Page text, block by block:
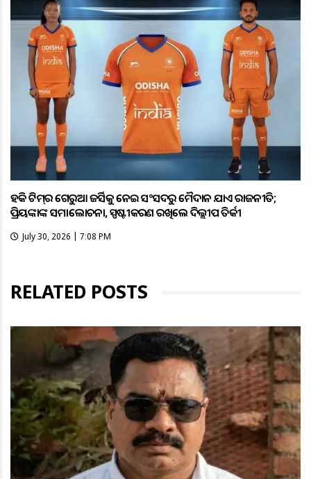
ହକି ଟିମ୍‌ର ଗେରୁଆ ଜର୍ସିକୁ ନେଇ ସଂସଦରୁ ମୈଦାନ ଯାଏଁ ରାଜନୀତି;
ପ୍ରିୟଙ୍କାଙ୍କ ସମାଲୋଚନା, ସ୍ପଷ୍ଟୀକରଣ ରଖିଲେ ଦିଲ୍ଲୀପ ତିର୍କୀ
July 30, 2026 | 7:08 PM
RELATED POSTS